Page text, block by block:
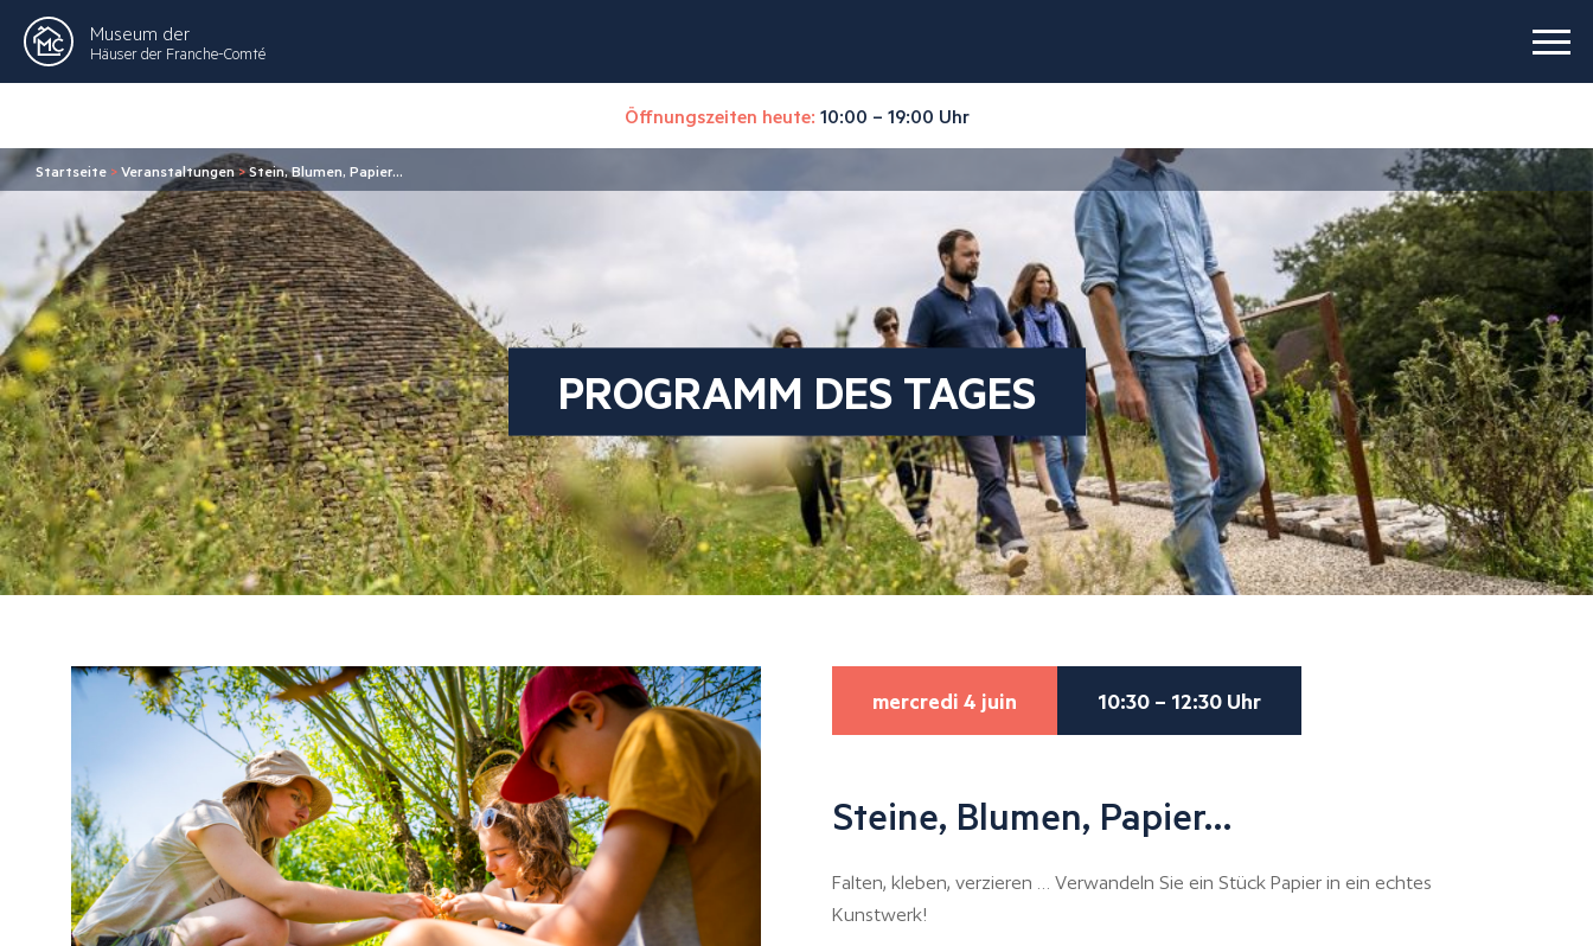
Museum der
Häuser der Franche-Comté
Öffnungszeiten heute: 10:00 – 19:00 Uhr
Startseite >Veranstaltungen>Stein, Blumen, Papier…
PROGRAMM DES TAGES
mercredi 4 juin 10:30 – 12:30 Uhr
Steine, Blumen, Papier…
Falten, kleben, verzieren … Verwandeln Sie ein Stück Papier in ein echtes
Kunstwerk!